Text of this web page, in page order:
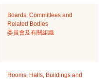
Boards, Committees and
Related Bodies
委員會及有關組織
Rooms, Halls, Buildings and